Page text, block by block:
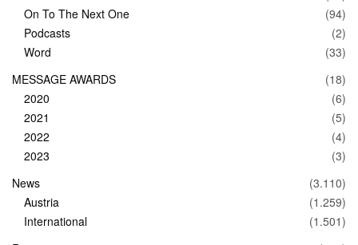
On To The Next One
(94)
Podcasts
(2)
Word
(33)
MESSAGE AWARDS
(18)
2020
(6)
2021
(5)
2022
(4)
2023
(3)
News
(3.110)
Austria
(1.259)
International
(1.501)